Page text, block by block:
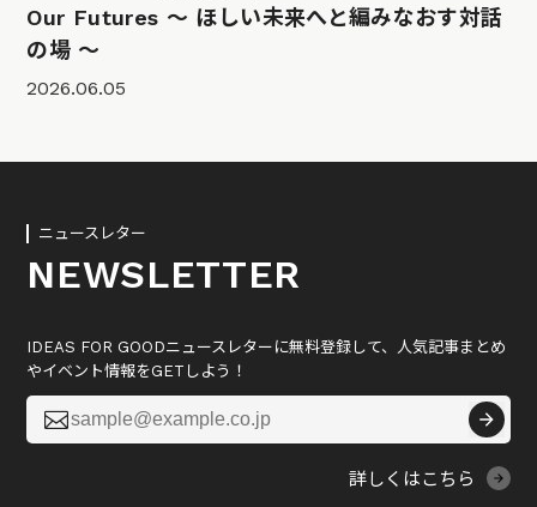
Our Futures 〜 ほしい未来へと編みなおす対話
の場 〜
2026.06.05
ニュースレター
NEWSLETTER
IDEAS FOR GOODニュースレターに無料登録して、人気記事まとめ
やイベント情報をGETしよう！

詳しくはこちら